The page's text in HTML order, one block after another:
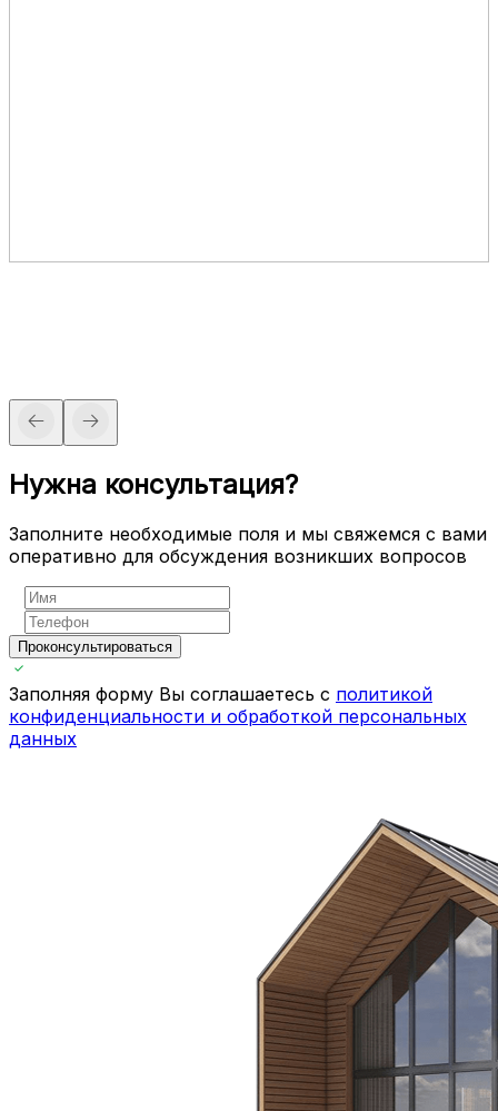
Нужна консультация?
Заполните необходимые поля и мы свяжемся с вами
оперативно для обсуждения возникших вопросов
Проконсультироваться
Заполняя форму Вы соглашаетесь с политикой
конфиденциальности и обработкой персональных
данных